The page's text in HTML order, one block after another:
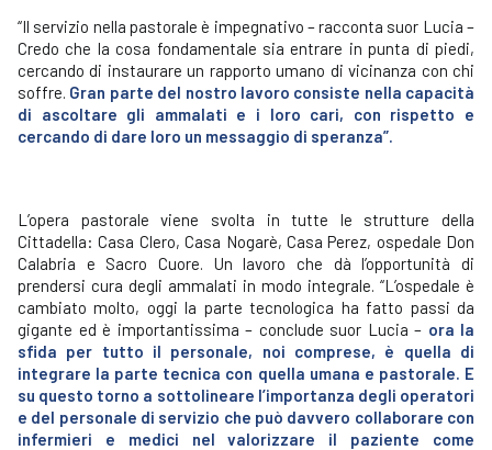
“Il servizio nella pastorale è impegnativo – racconta suor Lucia –
Credo che la cosa fondamentale sia entrare in punta di piedi,
cercando di instaurare un rapporto umano di vicinanza con chi
soffre. Gran parte del nostro lavoro consiste nella capacità
di ascoltare gli ammalati e i loro cari, con rispetto e
cercando di dare loro un messaggio di speranza”.
L’opera pastorale viene svolta in tutte le strutture della
Cittadella: Casa Clero, Casa Nogarè, Casa Perez, ospedale Don
Calabria e Sacro Cuore. Un lavoro che dà l’opportunità di
prendersi cura degli ammalati in modo integrale. “L’ospedale è
cambiato molto, oggi la parte tecnologica ha fatto passi da
gigante ed è importantissima – conclude suor Lucia – ora la
sfida per tutto il personale, noi comprese, è quella di
integrare la parte tecnica con quella umana e pastorale. E
su questo torno a sottolineare l’importanza degli operatori
e del personale di servizio che può davvero collaborare con
infermieri e medici nel valorizzare il paziente come